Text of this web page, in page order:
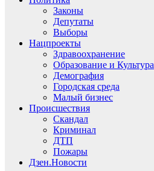
Законы
Депутаты
Выборы
Нацпроекты
Здравоохранение
Образование и Культура
Демография
Городская среда
Малый бизнес
Происшествия
Скандал
Криминал
ДТП
Пожары
Дзен.Новости